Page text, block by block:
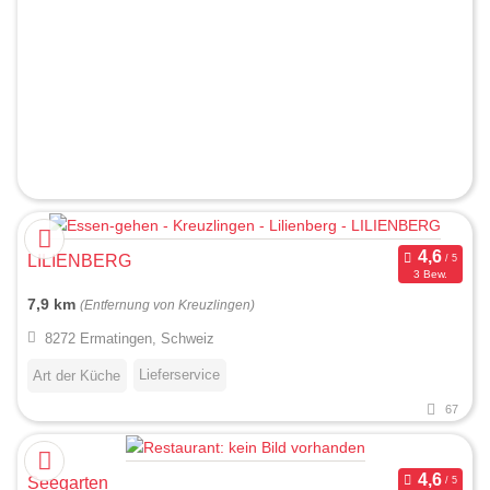
LILIENBERG
3 Bew.
7,9 km (Entfernung von Kreuzlingen)
8272 Ermatingen, Schweiz
Art der Küche Lieferservice
67
Seegarten